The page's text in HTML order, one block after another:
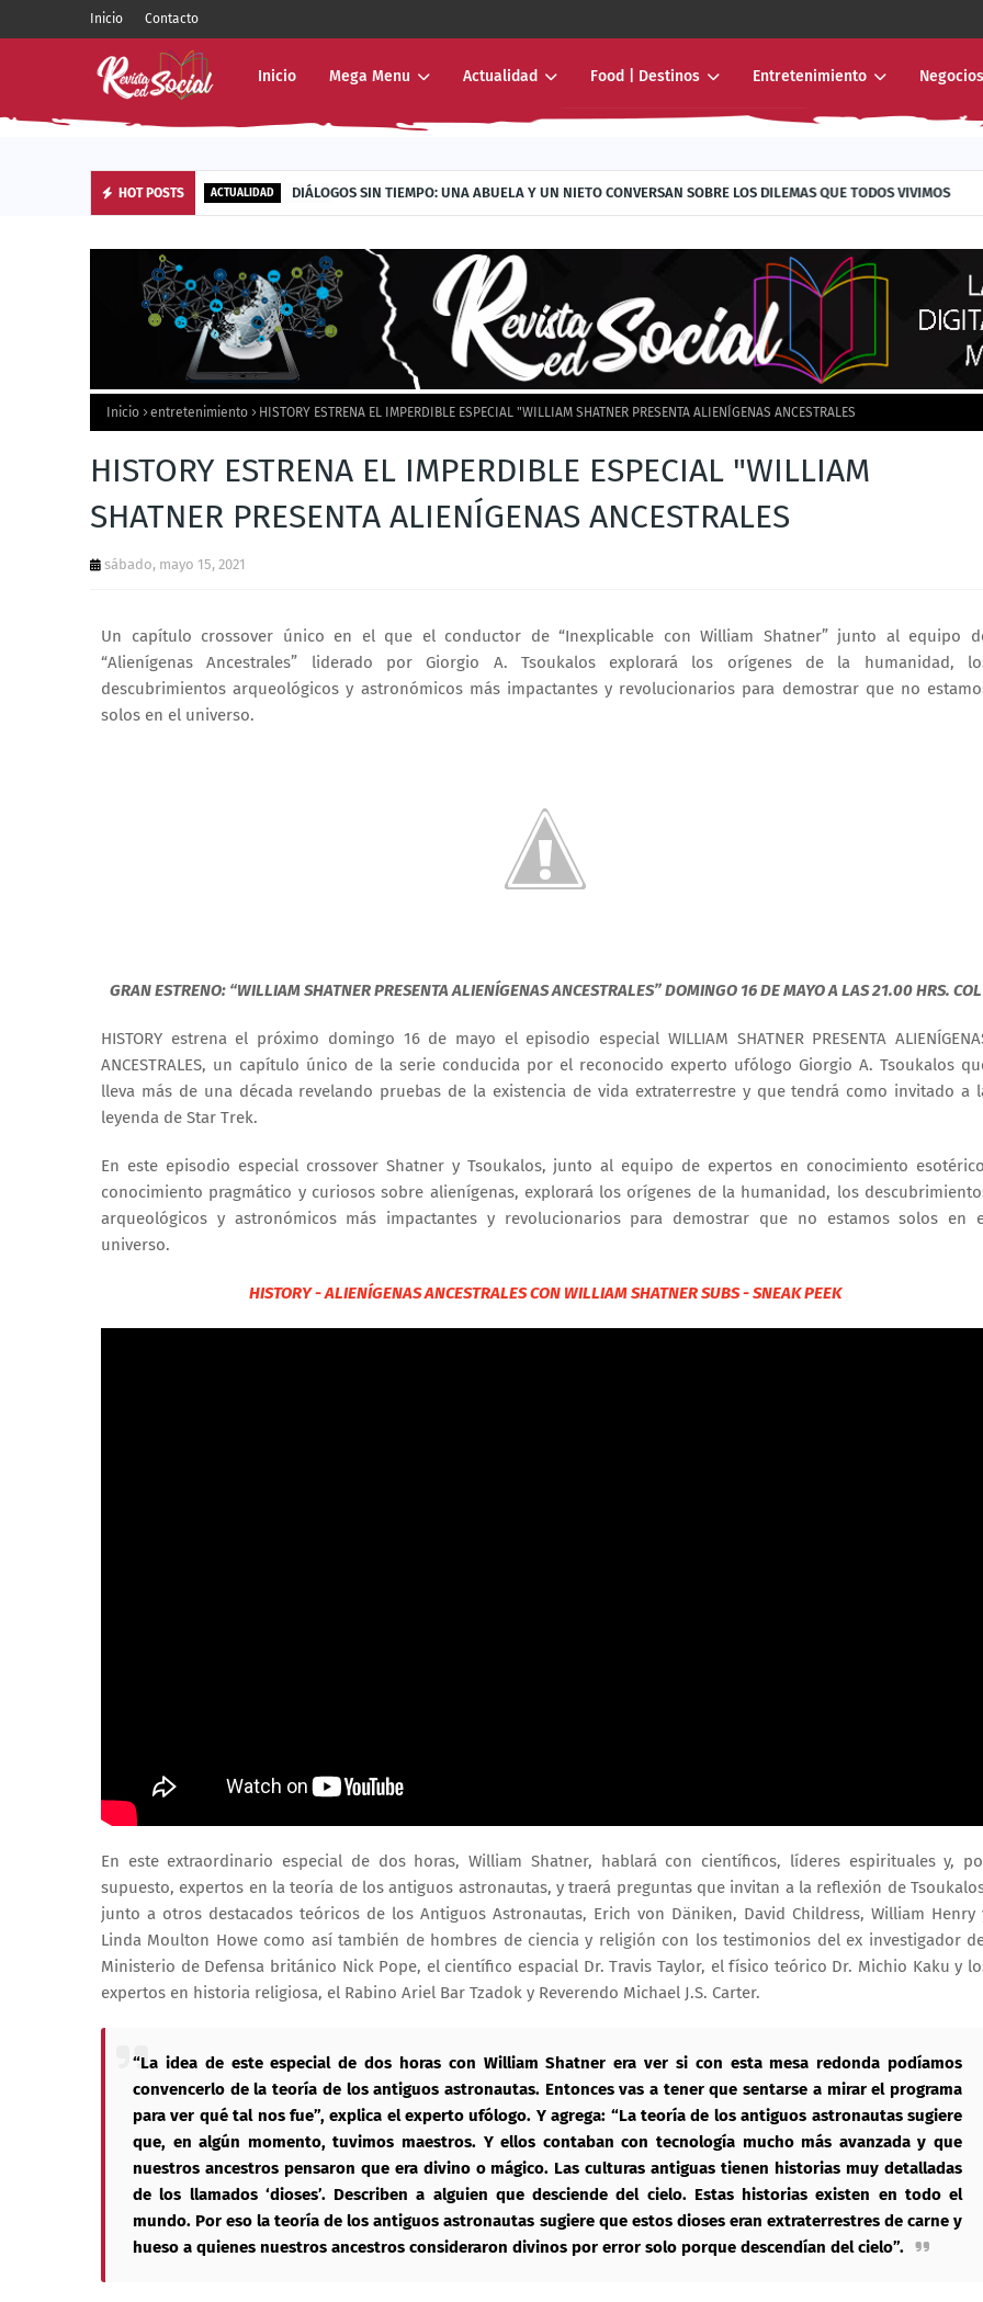
Inicio Contacto
Inicio Mega Menu Actualidad Food | Destinos Entretenimiento
HOT POSTS ENTERTAINMENT GLISH, SIETE AÑOS DEMOSTRANDO QUE EL ROCK TAMBIÉN SE HEREDA
Inicio entretenimiento HISTORY ESTRENA EL IMPERDIBLE ESPECIAL "WILLIAM SHATNER PRESENTA ALIENÍGENAS ANCESTRALES
HISTORY ESTRENA EL IMPERDIBLE ESPECIAL "WILLIAM
SHATNER PRESENTA ALIENÍGENAS ANCESTRALES
sábado, mayo 15, 2021
Un capítulo crossover único en el que el conductor de “Inexplicable con William Shatner” junto al equipo
“Alienígenas Ancestrales” liderado por Giorgio A. Tsoukalos explorará los orígenes de la humanidad,
descubrimientos arqueológicos y astronómicos más impactantes y revolucionarios para demostrar que no
solos en el universo.
GRAN ESTRENO: “WILLIAM SHATNER PRESENTA ALIENÍGENAS ANCESTRALES” DOMINGO 16 DE MAYO A LAS 21.00 HRS. COL
HISTORY estrena el próximo domingo 16 de mayo el episodio especial WILLIAM SHATNER PRESENTA
ANCESTRALES, un capítulo único de la serie conducida por el reconocido experto ufólogo Giorgio A. Tsoukalos
lleva más de una década revelando pruebas de la existencia de vida extraterrestre y que tendrá como invitado a
leyenda de Star Trek.
En este episodio especial crossover Shatner y Tsoukalos, junto al equipo de expertos en conocimiento
conocimiento pragmático y curiosos sobre alienígenas, explorará los orígenes de la humanidad, los
arqueológicos y astronómicos más impactantes y revolucionarios para demostrar que no estamos solos en
universo.
HISTORY - ALIENÍGENAS ANCESTRALES CON WILLIAM SHATNER SUBS - SNEAK PEEK
En este extraordinario especial de dos horas, William Shatner, hablará con científicos, líderes espirituales y,
supuesto, expertos en la teoría de los antiguos astronautas, y traerá preguntas que invitan a la reflexión de
junto a otros destacados teóricos de los Antiguos Astronautas, Erich von Däniken, David Childress, William Henry
Linda Moulton Howe como así también de hombres de ciencia y religión con los testimonios del ex investigador
Ministerio de Defensa británico Nick Pope, el científico espacial Dr. Travis Taylor, el físico teórico Dr. Michio Kaku y
expertos en historia religiosa, el Rabino Ariel Bar Tzadok y Reverendo Michael J.S. Carter.
“La idea de este especial de dos horas con William Shatner era ver si con esta mesa redonda podíamos
convencerlo de la teoría de los antiguos astronautas. Entonces vas a tener que sentarse a mirar el programa
para ver qué tal nos fue”, explica el experto ufólogo. Y agrega: “La teoría de los antiguos astronautas sugiere
que, en algún momento, tuvimos maestros. Y ellos contaban con tecnología mucho más avanzada y que
nuestros ancestros pensaron que era divino o mágico. Las culturas antiguas tienen historias muy detalladas
de los llamados ‘dioses’. Describen a alguien que desciende del cielo. Estas historias existen en todo el
mundo. Por eso la teoría de los antiguos astronautas sugiere que estos dioses eran extraterrestres de carne y
hueso a quienes nuestros ancestros consideraron divinos por error solo porque descendían del cielo”.